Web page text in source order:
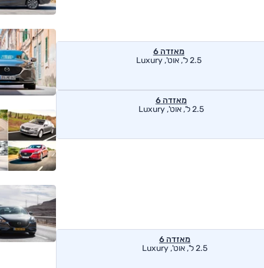
מאזדה 6
2.5 ל', אוט', Luxury
מאזדה 6
2.5 ל', אוט', Luxury
מאזדה 6
2.5 ל', אוט', Luxury